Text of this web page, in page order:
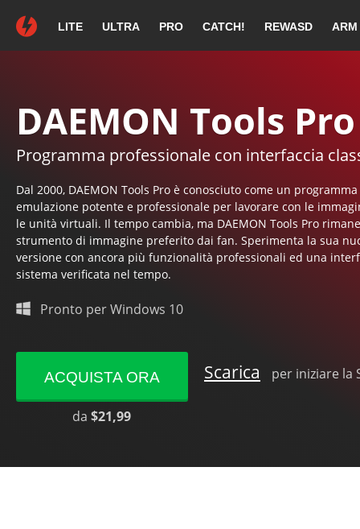
LITE ULTRA PRO CATCH! REWASD ARM
DAEMON Tools
Programma professionale con interfaccia
Dal 2000, DAEMON Tools Pro è conosciuto come un
emulazione potente e professionale per lavorare con le
le unità virtuali. Il tempo cambia, ma DAEMON Tools Pro
strumento di immagine preferito dai fan. Sperimenta la sua
versione con ancora più funzionalità professionali ed una
sistema verificata nel tempo.
Pronto per Windows 10
ACQUISTA ORA
da$21,99
Scarica per iniziare la
Continua con l'installazione
seguendo le istruzioni su schermo.